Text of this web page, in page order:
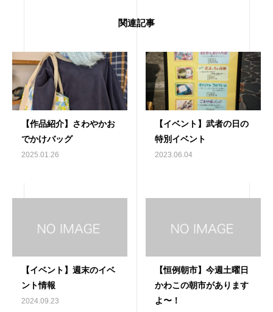
関連記事
【作品紹介】さわやかお
でかけバッグ
2025.01.26
【イベント】武者の日の
特別イベント
2023.06.04
【イベント】週末のイベ
ント情報
2024.09.23
【恒例朝市】今週土曜日
かわこの朝市があります
よ〜！